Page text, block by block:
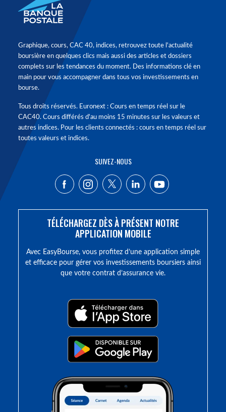
Graphique, cours, CAC 40, indices, retrouvez toute l'actualité
boursière en quelques clics mais aussi des articles et dossiers
complets sur les tendances du moment. Des informations clé en
main pour vous accompagner dans tous vos investissements en
bourse.
Tous droits réservés. Euronext : Cours en temps réel sur le
CAC40. Cours différés d'au moins 15 minutes sur les valeurs et
autres indices. Pour les clients connectés : cours en temps réel sur
toutes valeurs et indices.
SUIVEZ-NOUS
TÉLÉCHARGEZ DÈS À PRÉSENT NOTRE
APPLICATION MOBILE
Avec EasyBourse, vous profitez d’une application simple
et efficace pour gérer vos investissements boursiers ainsi
que votre contrat d’assurance vie.